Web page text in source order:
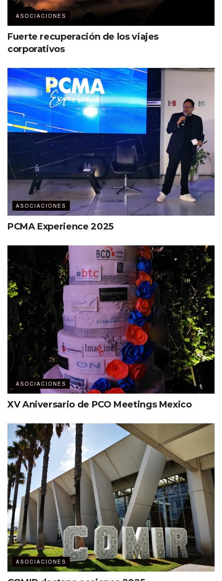
manera muy comprensible”,
destacó Welsh.
La herramienta es utilizada por los asociados de
Destinations International, y mediante alianzas con la
Asociación Internacional de Administradores de Recintos
(IAVM), la Asociación de Oficinas de Convenciones de
Australia (AACB) y SportsETA.
Etiquetas: Destacados
Destinations International
Julio Valdés
ASOCIACIONES
Fuerte recuperación de los viajes
corporativos
ASOCIACIONES
PCMA Experience 2025
ASOCIACIONES
XV Aniversario de PCO Meetings Mexico
ASOCIACIONES